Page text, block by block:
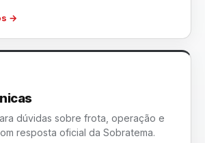
→
dúvidas sobre frota, operação e
resposta oficial da Sobratema.